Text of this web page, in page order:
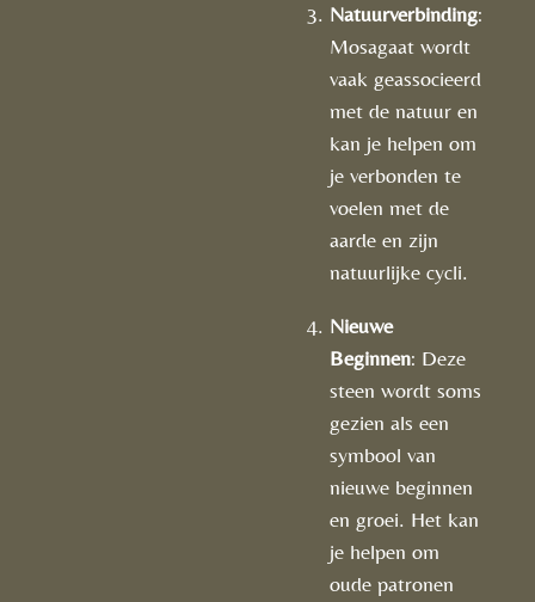
Natuurverbinding:
Mosagaat wordt
vaak geassocieerd
met de natuur en
kan je helpen om
je verbonden te
voelen met de
aarde en zijn
natuurlijke cycli.
Nieuwe
Beginnen: Deze
steen wordt soms
gezien als een
symbool van
nieuwe beginnen
en groei. Het kan
je helpen om
oude patronen